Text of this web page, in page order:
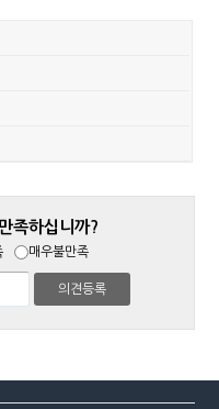
족하십니까?
매우불만족